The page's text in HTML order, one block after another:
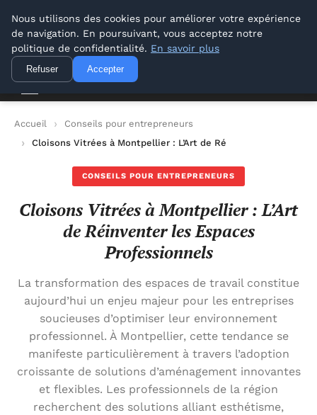
Lyon Photos
Lyon Photos
Accueil
Conseils pour entrepreneurs
Cloisons Vitrées à Montpellier : L’Art de Réinventer les
CONSEILS POUR ENTREPRENEURS
Cloisons Vitrées à Montpellier : L’Art
de Réinventer les Espaces
Professionnels
La transformation des espaces de travail constitue
aujourd’hui un enjeu majeur pour les entreprises
soucieuses d’optimiser leur environnement
professionnel. À Montpellier, cette tendance se
manifeste particulièrement à travers l’adoption
croissante de solutions d’aménagement innovantes
et flexibles. Les professionnels de la région
recherchent des solutions alliant esthétisme,
Nous utilisons des cookies pour améliorer votre expérience
de navigation. En poursuivant, vous acceptez notre
politique de confidentialité. En savoir plus
Refuser Accepter